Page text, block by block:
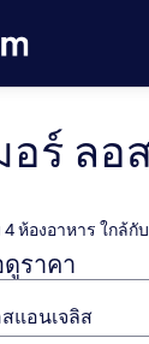
อร์ ลอ
ห้องอาหาร ใกล้กับ
ดูราคา